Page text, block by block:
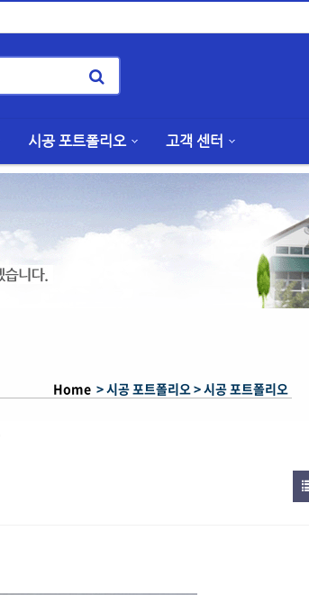
시공 포트폴리오 고객 센터
Home > 시공 포트폴리오 >시공 포트폴리오